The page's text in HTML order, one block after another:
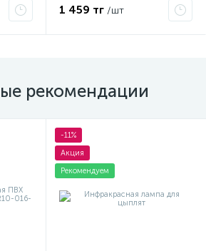
HOME 4690612012957
1 459 тг /шт
рекомендации
-11%
Акция
Рекомендуем